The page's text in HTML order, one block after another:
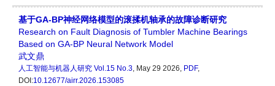
基于GA-BP神经网络模型的滚揉机轴承的故障诊断研究
Research on Fault Diagnosis of Tumbler Machine Bearings
Based on GA-BP Neural Network Model
武文鼎
人工智能与机器人研究 Vol.15 No.3, May 29 2026, PDF,
DOI:10.12677/airr.2026.153085